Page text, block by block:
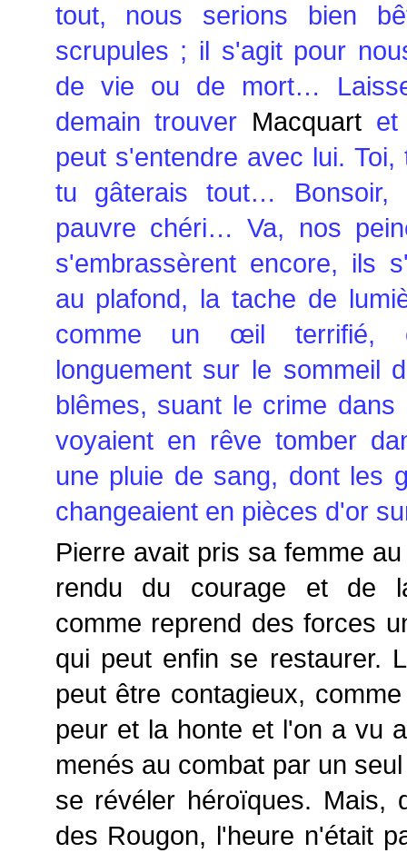
tout, nous serions bien
scrupules ; il s'agit pour
de vie ou de mort…
demain trouver Macquart
peut s'entendre avec lui.
tu gâterais tout… Bonsoir,
pauvre chéri… Va, nos
s'embrassèrent encore, ils
au plafond, la tache de
comme un œil terrifié,
longuement sur le sommeil
blêmes, suant le crime
voyaient en rêve tomber
une pluie de sang, dont les
changeaient en pièces d'or
Pierre avait pris sa femme
rendu du courage et de
comme reprend des forces
qui peut enfin se restaurer.
peut être contagieux,
peur et la honte et l'on a vu
menés au combat par un
se révéler héroïques. Mais,
des Rougon, l'heure n'était